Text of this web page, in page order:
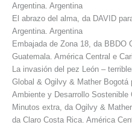
Argentina. Argentina
El abrazo del alma, da DAVID
Argentina. Argentina
Embajada de Zona 18, da BBDO
Guatemala. América Central e
La invasión del pez León –
Global & Ogilvy & Mather
Ambiente y Desarrollo Sostenible
Minutos extra, da Ogilvy &
da Claro Costa Rica. América